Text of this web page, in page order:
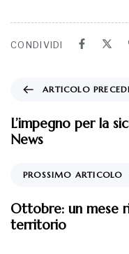
CONDIVIDI
ARTICOLO
L’impegno per la
News
PROSSIMO ARTICOLO
Ottobre: un mese
territorio